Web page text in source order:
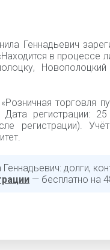
Геннадьевич
в процессе
Новополоцкий
торговля
регистрации:
регистрации).
долги,
— бесплатно на